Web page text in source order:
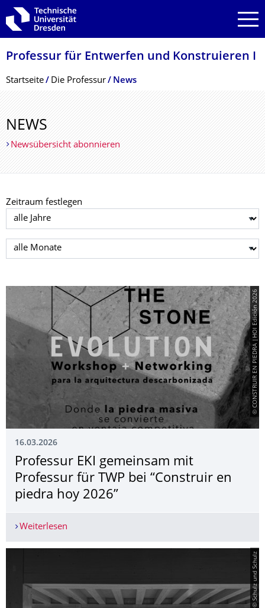
Zur Hauptnavigation springen
Zur Suche springen
Zum Inhalt springen
Professur für Entwerfen und Konstruieren I
Breadcrumb-Menü
Startseite Die Professur News
NEWS
Newsübersicht abonnieren
Zeitraum festlegen
Jahr auswählen
Monat auswählen
© CONSTRUIR EN PIEDRA |HOI Edición 2026
16.03.2026
Professur EKI gemeinsam mit
Professur für TWP bei “Construir en
piedra hoy 2026”
Weiterlesen
© Schulz und Schulz